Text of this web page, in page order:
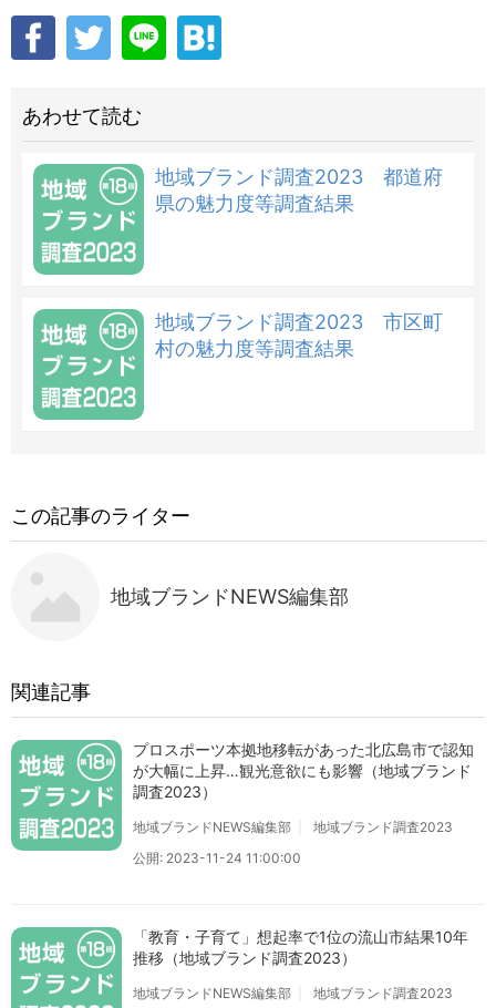
あわせて読む
地域ブランド調査2023 都道府
県の魅力度等調査結果
地域ブランド調査2023 市区町
村の魅力度等調査結果
この記事のライター
地域ブランドNEWS編集部
関連記事
プロスポーツ本拠地移転があった北広島市で認知
が大幅に上昇…観光意欲にも影響（地域ブランド
調査2023）
地域ブランドNEWS編集部
地域ブランド調査2023
公開: 2023-11-24 11:00:00
「教育・子育て」想起率で1位の流山市結果10年
推移（地域ブランド調査2023）
地域ブランドNEWS編集部 地域ブランド調査2023